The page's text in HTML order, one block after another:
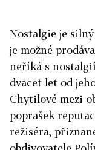
Nostalgie je
je možné
neříká s
dvacet let od
Chytilové mezi
poprašek
režiséra,